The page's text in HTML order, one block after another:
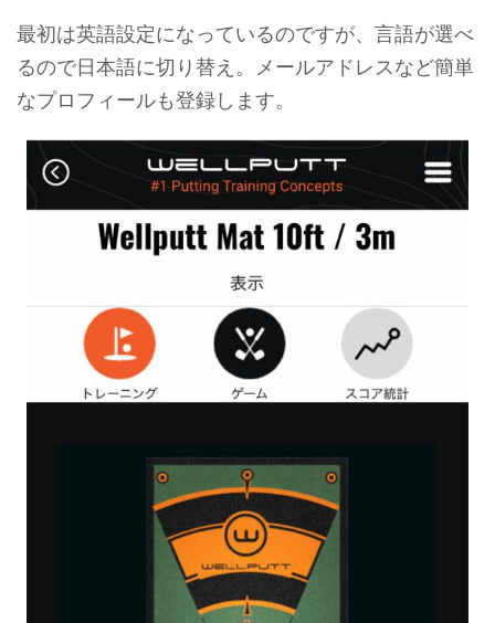
最初は英語設定になっているのですが、言語が選べ
るので日本語に切り替え。メールアドレスなど簡単
なプロフィールも登録します。